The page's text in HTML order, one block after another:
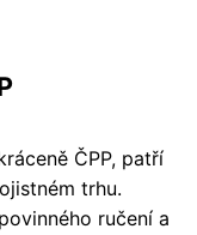
ČPP, patří
trhu.
ručení a